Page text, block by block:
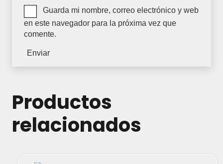
Guarda mi nombre, correo electrónico y web
en este navegador para la próxima vez que
comente.
Productos
relacionados